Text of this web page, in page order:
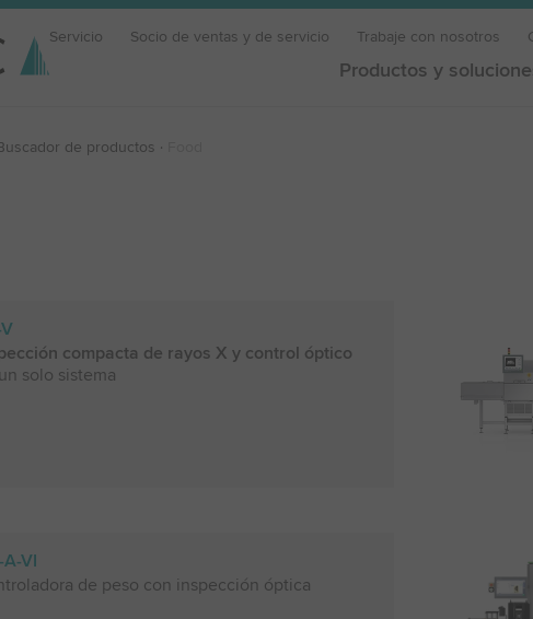
Servicio Socio de ventas y de servicio Trabaje con nosotros
Productos y
de productos
compacta de rayos X y control óptico
solo sistema
A-VI
de peso con inspección óptica